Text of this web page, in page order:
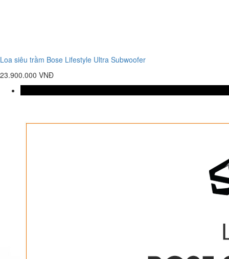
Loa siêu trầm Bose Lifestyle Ultra Subwoofer
23.900.000 VNĐ